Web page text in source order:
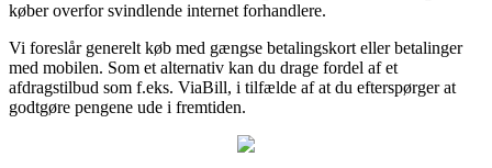
køber overfor svindlende internet forhandlere.
Vi foreslår generelt køb med gængse betalingskort eller betalinger
med mobilen. Som et alternativ kan du drage fordel af et
afdragstilbud som f.eks. ViaBill, i tilfælde af at du efterspørger at
godtgøre pengene ude i fremtiden.